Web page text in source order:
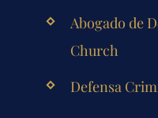
Abogado de
Church
Defensa